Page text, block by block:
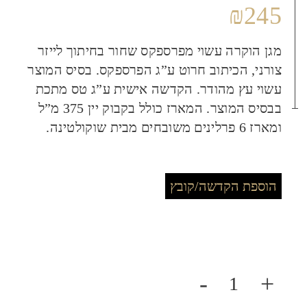
₪245
מגן הוקרה עשוי מפרספקס שחור בחיתוך לייזר
צורני, הכיתוב חרוט ע”ג הפרספקס. בסיס המוצר
עשוי עץ מהודר. הקדשה אישית ע”ג טס מתכת
בבסיס המוצר. המארז כולל בקבוק יין 375 מ”ל
ומארז 6 פרלינים משובחים מבית שוקולטינה.
הוספת הקדשה/קובץ
+
-